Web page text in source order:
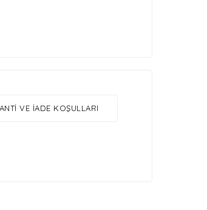
VE İADE KOŞULLARI